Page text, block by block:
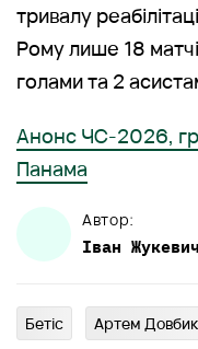
тривалу
Рому лише 18
голами та 2
Анонс ЧС-2026,
Панама
Автор:
Іван Жукевич
Бетіс Артем Довбик